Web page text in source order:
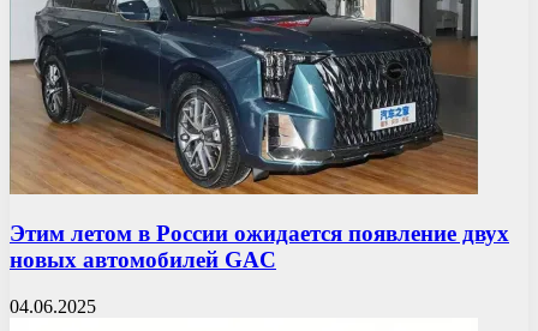
Этим летом в России ожидается появление двух
новых автомобилей GAC
04.06.2025